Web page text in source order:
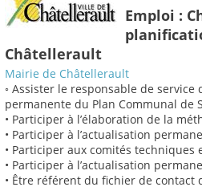
Emploi :
Châtellerault
Mairie de Châtellerault
◦ Assister le responsable de service
permanente du Plan Communal de
• Participer à l’élaboration de la
• Participer à l’actualisation
• Participer aux comités techniques
• Participer à l’actualisation
• Être référent du fichier de contact